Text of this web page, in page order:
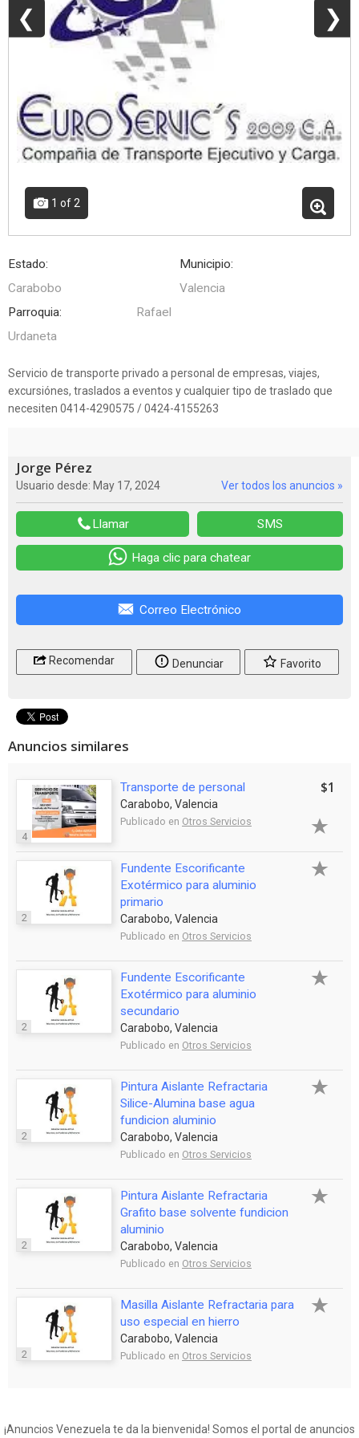
❮ ❯
1 of 2
Estado:
Carabobo
Municipio:
Valencia
Parroquia:
Rafael
Urdaneta
Servicio de transporte privado a personal de empresas, viajes,
excursiónes, traslados a eventos y cualquier tipo de traslado que
necesiten 0414-4290575 / 0424-4155263
Jorge Pérez
Usuario desde: May 17, 2024 Ver todos los anuncios »
Llamar SMS
Haga clic para chatear
Correo Electrónico
Recomendar Denunciar Favorito
Anuncios similares
4
Transporte de personal
Carabobo, Valencia
Publicado en Otros Servicios
$1
2
Fundente Escorificante
Exotérmico para aluminio
primario
Carabobo, Valencia
Publicado en Otros Servicios
2
Fundente Escorificante
Exotérmico para aluminio
secundario
Carabobo, Valencia
Publicado en Otros Servicios
2
Pintura Aislante Refractaria
Silice-Alumina base agua
fundicion aluminio
Carabobo, Valencia
Publicado en Otros Servicios
2
Pintura Aislante Refractaria
Grafito base solvente fundicion
aluminio
Carabobo, Valencia
Publicado en Otros Servicios
2
Masilla Aislante Refractaria para
uso especial en hierro
Carabobo, Valencia
Publicado en Otros Servicios
¡Anuncios Venezuela te da la bienvenida! Somos el portal de anuncios